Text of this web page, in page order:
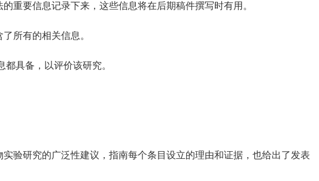
重要信息记录下来，这些信息将在后期稿件撰写时有用。
所有的相关信息。
具备，以评价该研究。
验研究的广泛性建议，指南每个条目设立的理由和证据，也给出了发表